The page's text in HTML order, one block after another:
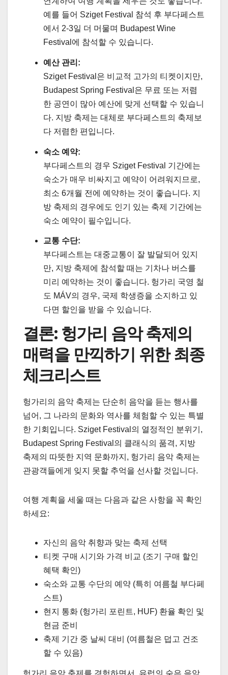
예를 들어 Sziget Festival 참석 후 부다페스트
에서 2-3일 더 머물며 Budapest Wine
Festival에 참석할 수 있습니다.
예산 관리:
Sziget Festival은 비교적 고가의 티켓이지만,
Budapest Spring Festival은 무료 또는 저렴
한 공연이 많아 예산에 맞게 선택할 수 있습니
다. 지방 축제는 대체로 부다페스트의 축제보
다 저렴한 편입니다.
숙소 예약:
부다페스트의 경우 Sziget Festival 기간에는
숙소가 매우 비싸지고 예약이 어려워지므로,
최소 6개월 전에 예약하는 것이 좋습니다. 지
방 축제의 경우에도 인기 있는 축제 기간에는
숙소 예약이 필수입니다.
교통 수단:
부다페스트는 대중교통이 잘 발달되어 있지
만, 지방 축제에 참석할 때는 기차나 버스를
미리 예약하는 것이 좋습니다. 헝가리 국영 철
도 MÁV의 경우, 국제 학생증을 소지하고 있
다면 할인을 받을 수 있습니다.
결론: 헝가리 음악 축제의
매력을 만끽하기 위한 최종
체크리스트
헝가리의 음악 축제는 단순히 음악을 듣는 행사를
넘어, 그 나라의 문화와 역사를 체험할 수 있는 특별
한 기회입니다. Sziget Festival의 열정적인 분위기,
Budapest Spring Festival의 클래식의 품격, 지방
축제의 따뜻한 지역 문화까지, 헝가리 음악 축제는
관광객들에게 잊지 못할 추억을 선사할 것입니다.
여행 계획을 세울 때는 다음과 같은 사항을 꼭 확인
하세요:
자신의 음악 취향과 맞는 축제 선택
티켓 구매 시기와 가격 비교 (조기 구매 할인
혜택 확인)
숙소와 교통 수단의 예약 (특히 여름철 부다페
스트)
현지 통화 (헝가리 포린트, HUF) 환율 확인 및
현금 준비
축제 기간 중 날씨 대비 (여름철은 덥고 건조
할 수 있음)
헝가리 음악 축제를 경험하면서, 유럽의 숨은 음악